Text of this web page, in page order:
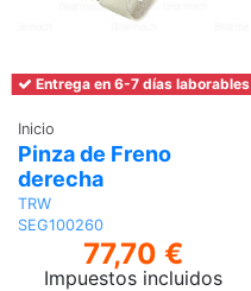
Entrega en 6-7 días laborables
Inicio
Pinza de Freno
derecha
TRW
SEG100260
77,70 €
Impuestos incluidos